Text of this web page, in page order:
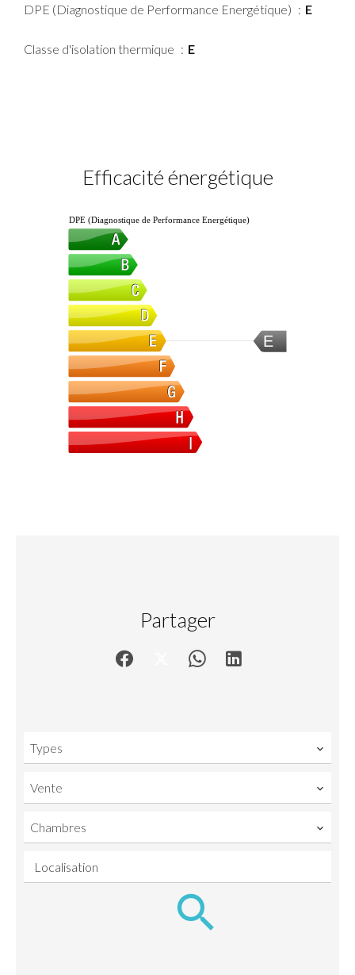
DPE (Diagnostique de Performance Energétique) E
Classe d'isolation thermique E
Efficacité énergétique
E
DPE (Diagnostique de Performance Energétique)
Partager
Types
Vente
Chambres
Localisation